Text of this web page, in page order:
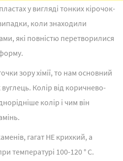
у вигляді тонких кірочок-
коли знаходили
які повністю перетворилися
зору хімії, то нам основний
Колір від коричнево-
колір і чим він
гагат НЕ крихкий, а
температурі 100-120 ° С.